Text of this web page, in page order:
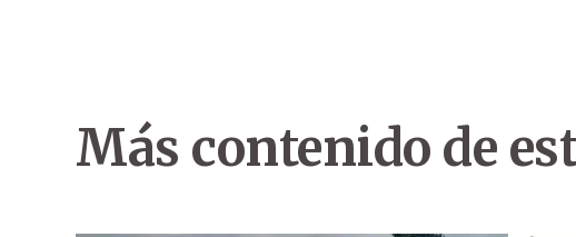
Más contenido de